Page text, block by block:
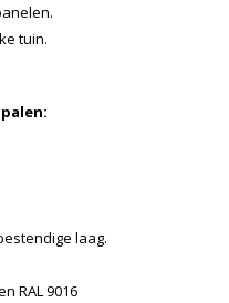
tuin.
laag.
RAL 9016